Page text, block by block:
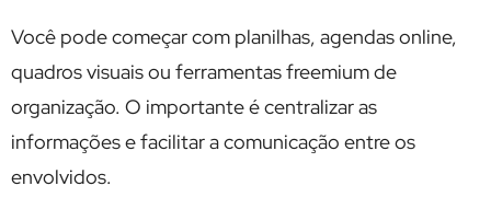
Você pode começar com planilhas, agendas online,
quadros visuais ou ferramentas freemium de
organização. O importante é centralizar as
informações e facilitar a comunicação entre os
envolvidos.